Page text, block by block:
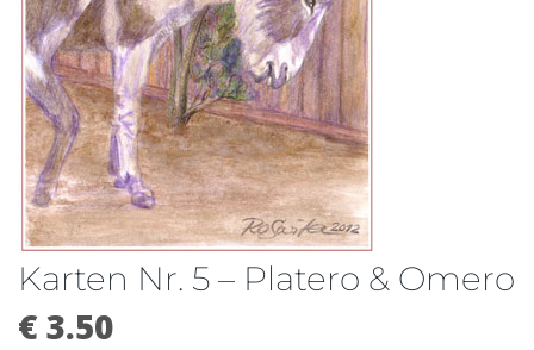
Karten Nr. 5 – Platero & Omero
€ 3.50